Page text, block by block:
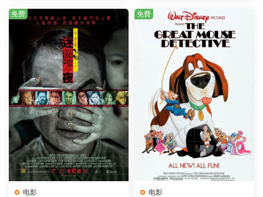
电影
免费
电影
免费